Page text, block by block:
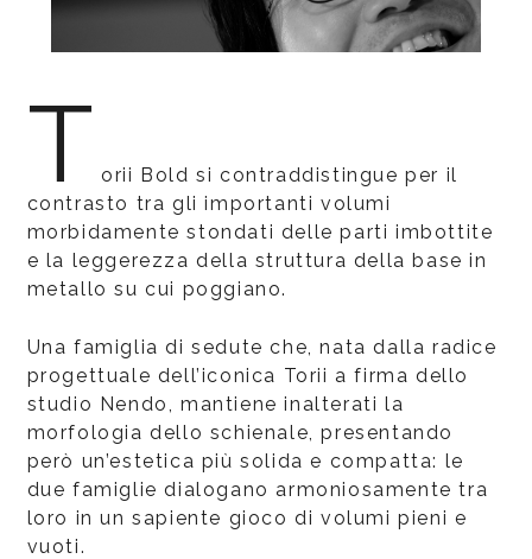
T orii Bold si contraddistingue per il
contrasto tra gli importanti volumi
morbidamente stondati delle parti imbottite
e la leggerezza della struttura della base in
metallo su cui poggiano.
Una famiglia di sedute che, nata dalla radice
progettuale dell’iconica Torii a firma dello
studio Nendo, mantiene inalterati la
morfologia dello schienale, presentando
però un’estetica più solida e compatta: le
due famiglie dialogano armoniosamente tra
loro in un sapiente gioco di volumi pieni e
vuoti.